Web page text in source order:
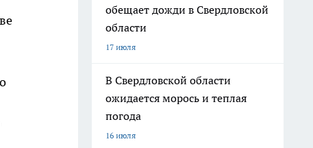
обещает дожди в Свердловской
области
17 июля
В Свердловской области
ожидается морось и теплая
погода
16 июля